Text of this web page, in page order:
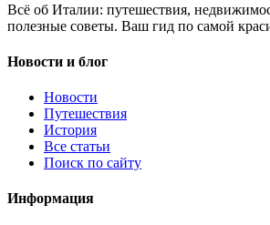
Всё об Италии: путешествия,
полезные советы. Ваш гид по самой
Новости и блог
Новости
Путешествия
История
Все статьи
Поиск по сайту
Информация